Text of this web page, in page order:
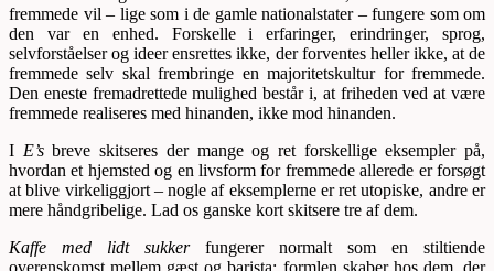
fremmede vil – lige som i de gamle nationalstater – fungere som om
den var en enhed. Forskelle i erfaringer, erindringer, sprog,
selvforståelser og ideer ensrettes ikke, der forventes heller ikke, at de
fremmede selv skal frembringe en majoritetskultur for fremmede.
Den eneste fremadrettede mulighed består i, at friheden ved at være
fremmede realiseres med hinanden, ikke mod hinanden.
I E’sbreve skitseres der mange og ret forskellige eksempler på,
hvordan et hjemsted og en livsform for fremmede allerede er forsøgt
at blive virkeliggjort – nogle af eksemplerne er ret utopiske, andre er
mere håndgribelige. Lad os ganske kort skitsere tre af dem.
Kaffe med lidt sukkerfungerer normalt som en stiltiende
overenskomst mellem gæst og barista; formlen skaber hos dem, der